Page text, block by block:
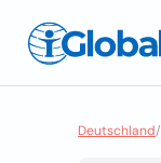
Deutschland/